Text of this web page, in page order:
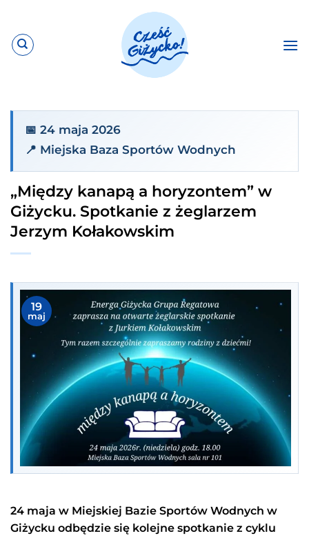
zawartości
📅 24 maja 2026
📍 Miejska Baza Sportów Wodnych
„Między kanapą a horyzontem” w
Giżycku. Spotkanie z żeglarzem
Jerzym Kołakowskim
19
maj
24 maja w Miejskiej Bazie Sportów Wodnych w
Giżycku odbędzie się kolejne spotkanie z cyklu